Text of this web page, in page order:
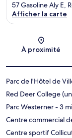
57 Gasoline Aly E,
Afficher la carte
À proximité
Parc de l'Hôtel de
Red Deer College
Parc Westerner- 3
Centre commercial
Centre sportif